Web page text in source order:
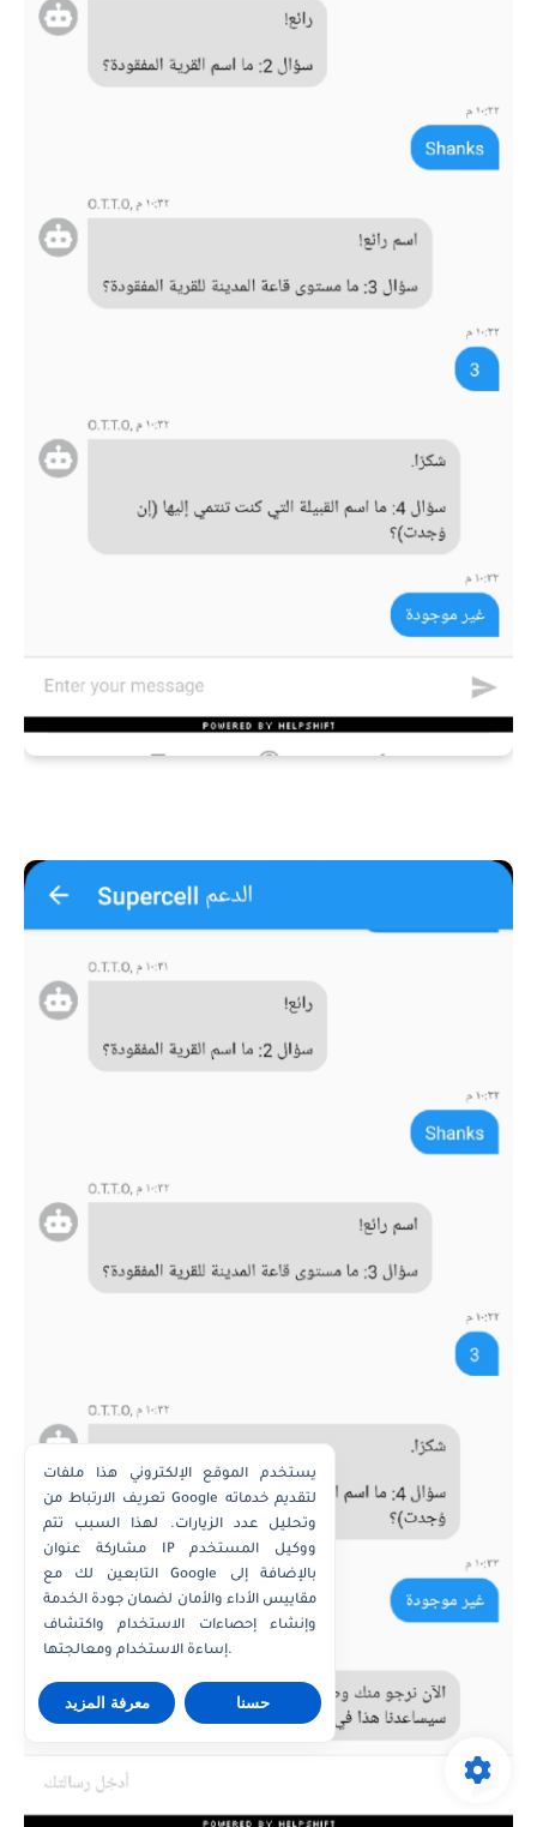
يستخدم الموقع الإلكتروني هذا ملفات
تعريف الارتباط من Google لتقديم خدماته
وتحليل عدد الزيارات. لهذا السبب تتم
مشاركة عنوان IP ووكيل المستخدم
التابعين لك مع Google بالإضافة إلى
مقاييس الأداء والأمان لضمان جودة الخدمة
وإنشاء إحصاءات الاستخدام واكتشاف
إساءة الاستخدام ومعالجتها.
معرفة المزيد حسنا